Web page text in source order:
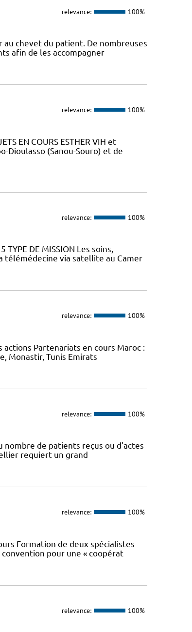
relevance: 100%
chevet du patient. De nombreuses
afin de les accompagner
relevance: 100%
EN COURS ESTHER VIH et
Dioulasso (Sanou-Souro) et de
relevance: 100%
DE MISSION Les soins,
via satellite au Camer
relevance: 100%
Partenariats en cours Maroc :
Monastir, Tunis Emirats
relevance: 100%
nombre de patients reçus ou d'actes
requiert un grand
relevance: 100%
Formation de deux spécialistes
pour une « coopérat
relevance: 100%